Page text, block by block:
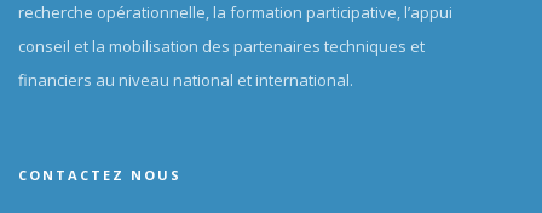
recherche opérationnelle, la formation participative, l’appui
conseil et la mobilisation des partenaires techniques et
financiers au niveau national et international.
CONTACTEZ NOUS